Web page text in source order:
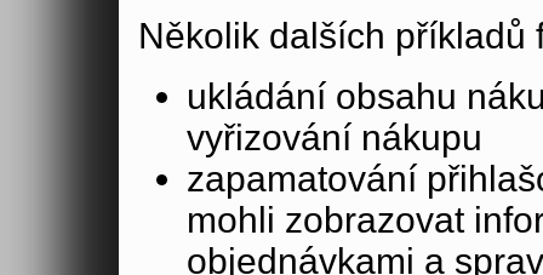
Několik dalších příkladů
ukládání obsahu
vyřizování nákupu
zapamatování
mohli zobrazovat
objednávkami a